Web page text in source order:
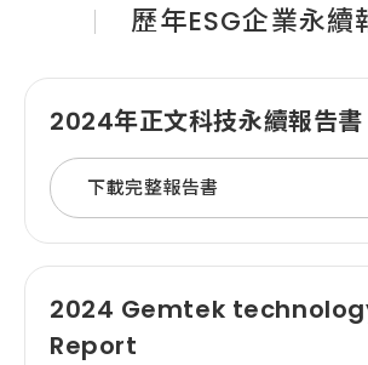
歷年ESG企業永續
2024年正文科技永續報告書
下載完整報告書
2024 Gemtek
Report